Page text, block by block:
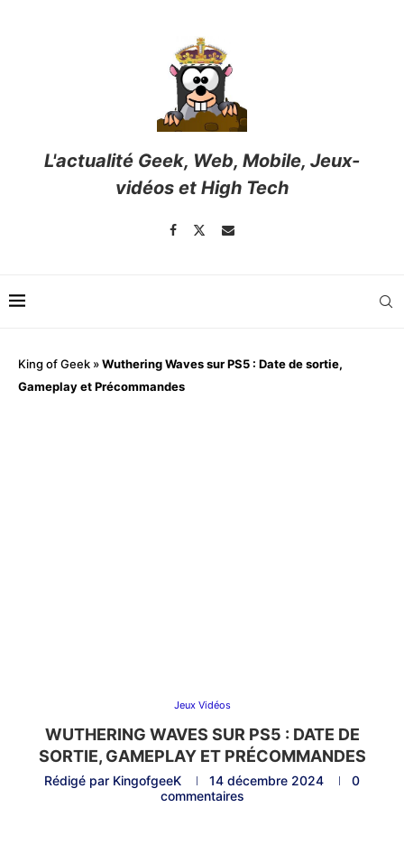
L'actualité Geek, Web, Mobile, Jeux-
vidéos et High Tech
King of Geek »Wuthering Waves sur PS5 : Date de sortie,
Gameplay et Précommandes
Jeux Vidéos
WUTHERING WAVES SUR PS5 : DATE DE
SORTIE, GAMEPLAY ET PRÉCOMMANDES
Rédigé par KingofgeeK 14 décembre 2024
0
commentaires